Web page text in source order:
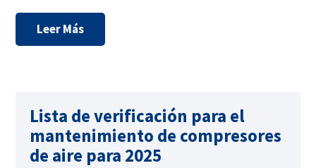
Leer Más
Lista de verificación para el
mantenimiento de compresores
de aire para 2025